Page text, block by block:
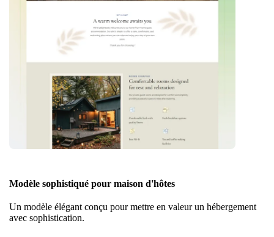
Modèle sophistiqué pour maison d'hôtes
Un modèle élégant conçu pour mettre en valeur un hébergement
avec sophistication.